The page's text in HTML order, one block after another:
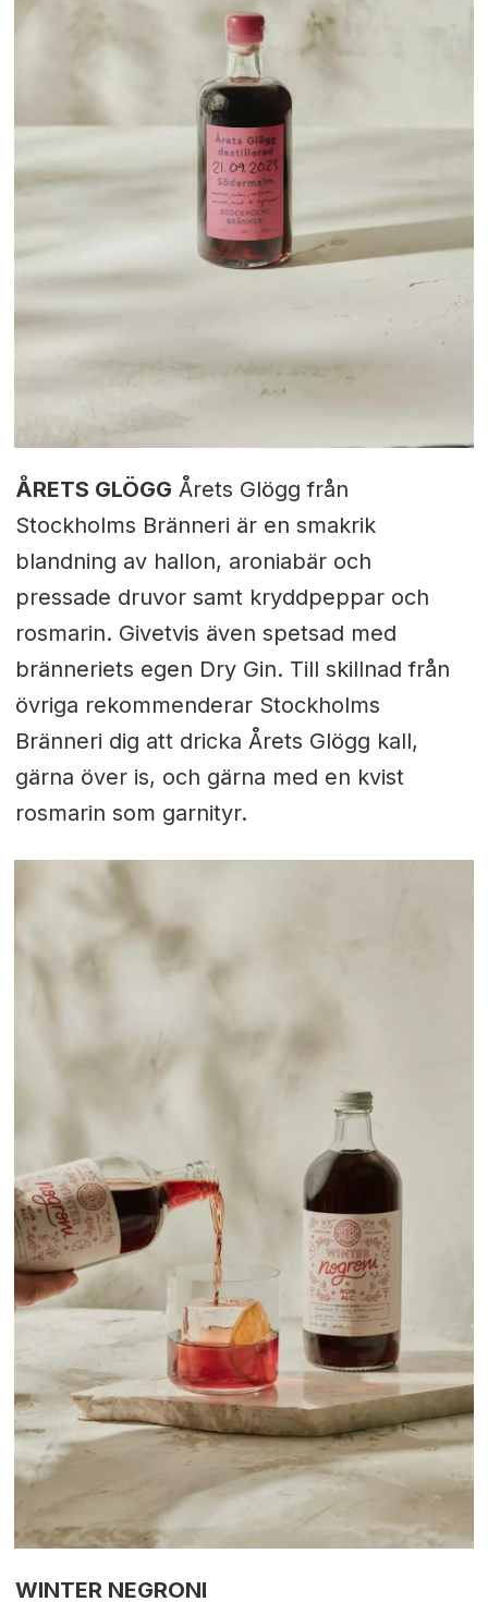
ÅRETS GLÖGG Årets Glögg från
Stockholms Bränneri är en smakrik
blandning av hallon, aroniabär och
pressade druvor samt kryddpeppar och
rosmarin. Givetvis även spetsad med
bränneriets egen Dry Gin. Till skillnad från
övriga rekommenderar Stockholms
Bränneri dig att dricka Årets Glögg kall,
gärna över is, och gärna med en kvist
rosmarin som garnityr.
WINTER NEGRONI